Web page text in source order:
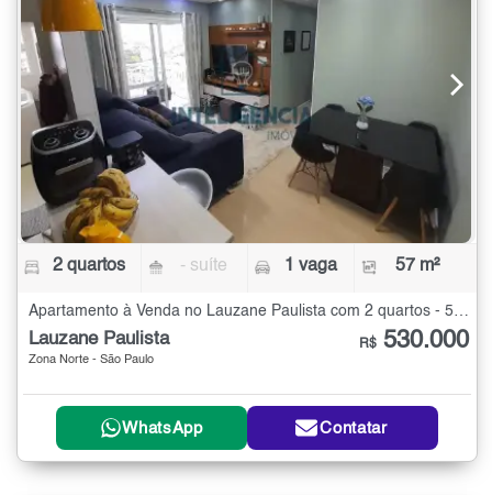
2 quartos - suíte 1 vaga 57 m²
Apartamento à Venda no Lauzane Paulista com 2 quartos - 57 m²
Lauzane Paulista
Zona Norte - São Paulo
R$ 530.000
WhatsApp Contatar